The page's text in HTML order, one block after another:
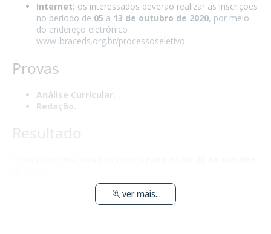
Internet: os interessados deverão realizar as inscrições
no período de 05 a 13 de outubro de 2020, por meio
do endereço eletrônico
www.ibraceds.org.br/processoseletivo.
Provas
Análise Curricular.
Redação.
Resultado
ver mais...